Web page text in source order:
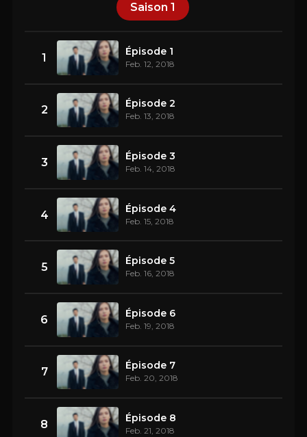
Saison 1
1 Épisode 1
Feb. 12, 2018
2 Épisode 2
Feb. 13, 2018
3 Épisode 3
Feb. 14, 2018
4 Épisode 4
Feb. 15, 2018
5 Épisode 5
Feb. 16, 2018
6 Épisode 6
Feb. 19, 2018
7 Épisode 7
Feb. 20, 2018
8 Épisode 8
Feb. 21, 2018